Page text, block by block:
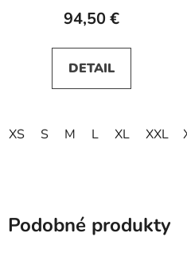
94,50 €
DETAIL
XS S M L XL XXL
Podobné produkty